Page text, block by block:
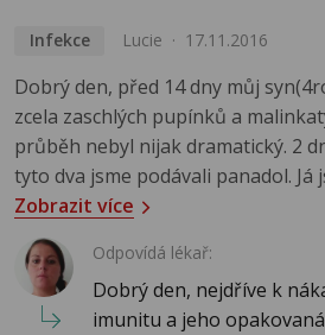
Infekce Lucie 17.11.2016
Dobrý den, před 14 dny můj
zcela zaschlých pupínků a
průběh nebyl nijak dramatický. 2
tyto dva jsme podávali panadol. Já
Zobrazit více
Odpovídá lékař:
Dobrý den, nejdříve k
imunitu a jeho